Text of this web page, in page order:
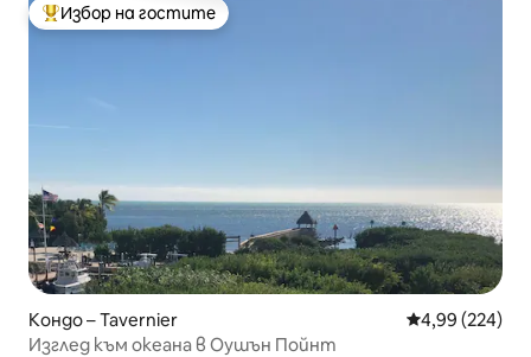
Най-популярен избор на гостите
Избор на гостите
Кондо – Tavernier Средна
4,99 (224)
Изглед към океана в Оушън Пойнт